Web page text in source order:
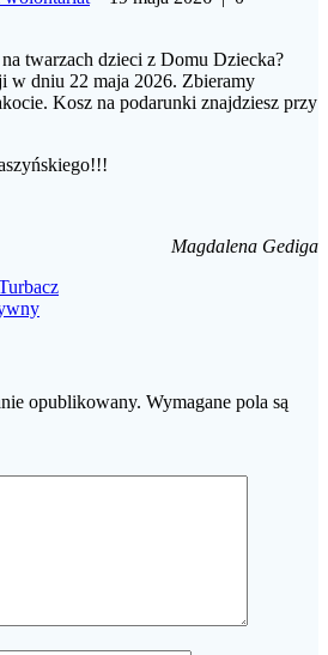
twarzach dzieci z Domu Dziecka?
w dniu 22 maja 2026. Zbieramy
Kosz na podarunki znajdziesz przy
Magdalena Gediga
opublikowany. Wymagane pola są